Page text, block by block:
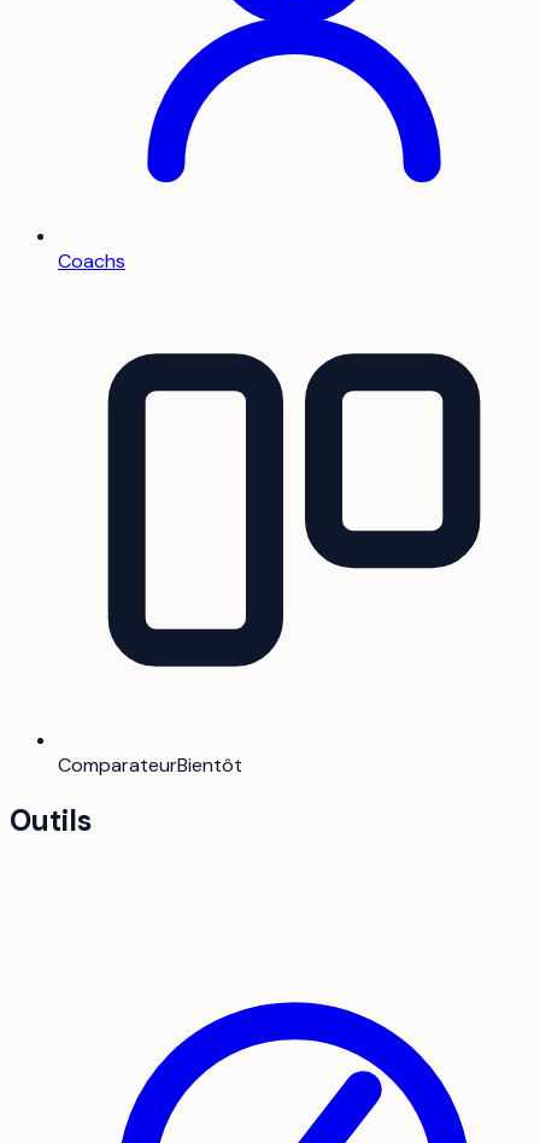
Coachs
ComparateurBientôt
Outils